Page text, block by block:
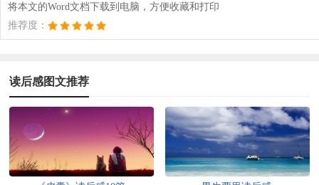
将本文的Word文档下载到电脑，方便收藏和打印
推荐度：
读后感图文推荐